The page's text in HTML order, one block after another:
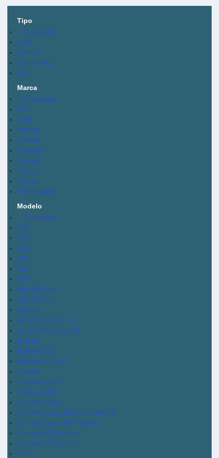
Tipo
- Cualquiera -
Auto
Camión
Camioneta
Suv
Marca
- Cualquiera -
Fiat
Ford
Mazda
Nissan
Peugeot
Suzuki
Toyota
Toyota
Volkswagen
Modelo
- Cualquiera -
206
207
208
301
307
308
Alto 800 GA
Alto 800 GL
Amarok
ARGO DRIVE 1.3
Argo trekking 1.3 MT
Baleno
Baleno GLX
Baleno GLX AT
Celerio
Celerio GL AT
Cinquecento
Corolla Cross
Corolla Cross SEG 2.0 NAFTA
Corolla Cross XEI Hybrid
Corolla SEG Hybrid
Corolla XEI Hybrid
Cx-3